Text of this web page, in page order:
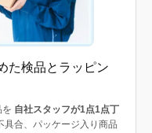
た検品とラッピン
自社スタッフが1点1点丁
合、パッケージ入り商品